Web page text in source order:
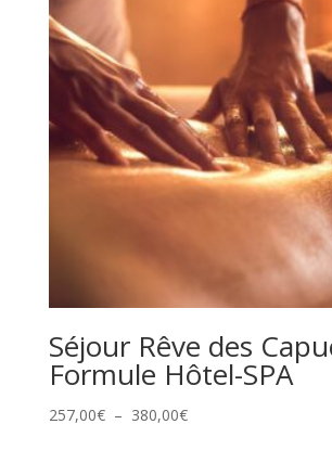
Séjour Rêve des
Formule Hôtel-SPA
257,00€ – 380,00€Plage